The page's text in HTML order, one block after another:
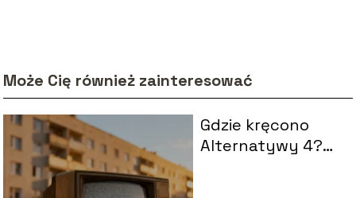
Może Cię również zainteresować
Gdzie kręcono
Alternatywy 4?